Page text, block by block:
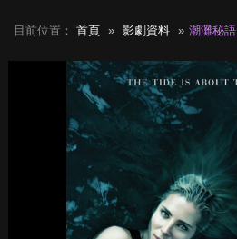
目前位置： 首頁 影劇資料 潮灘秘語